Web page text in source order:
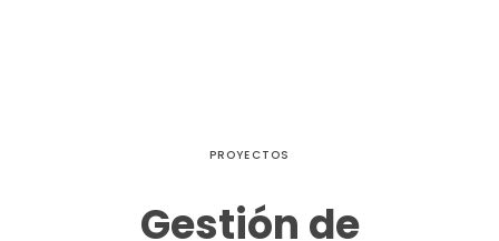
PROYECTOS
Gestión de